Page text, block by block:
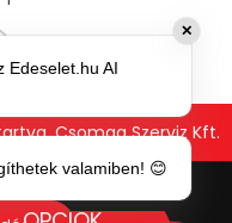
Csomag Szerviz Kft.
✕
Edeselet.hu AI
valamiben! 😊